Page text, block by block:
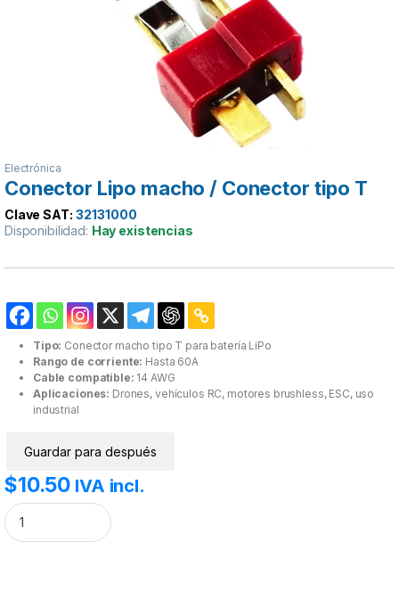
Electrónica
Conector Lipo macho / Conector tipo T
Clave SAT: 32131000
Disponibilidad: Hay existencias
Tipo: Conector macho tipo T para batería LiPo
Rango de corriente: Hasta 60A
Cable compatible: 14 AWG
Aplicaciones: Drones, vehículos RC, motores brushless, ESC, uso
industrial
Guardar para después
$10.50 IVA incl.
Conector Lipo macho / Conector tipo T cantidad